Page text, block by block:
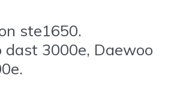
ste1650.
dast 3000e, Daewoo